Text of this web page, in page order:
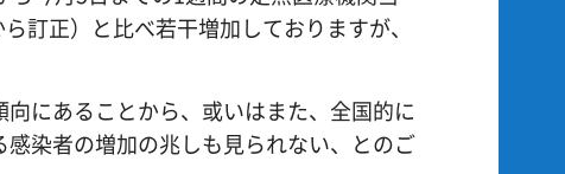
訂正）と比べ若干増加しておりますが、
にあることから、或いはまた、全国的に
染者の増加の兆しも見られない、とのご